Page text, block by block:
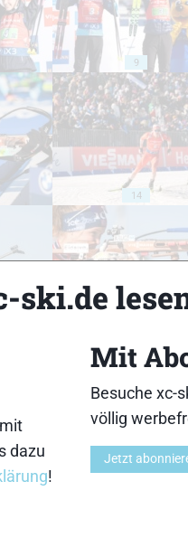
9
14
24
dazu
!
Mit
Besuche xc-
völlig
Jetzt